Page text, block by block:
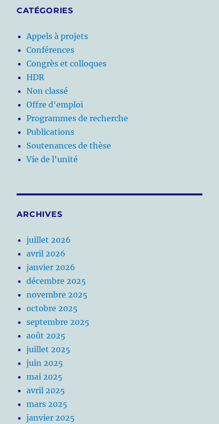
CATÉGORIES
Appels à projets
Conférences
Congrès et colloques
HDR
Non classé
Offre d'emploi
Programmes de recherche
Publications
Soutenances de thèse
Vie de l'unité
ARCHIVES
juillet 2026
avril 2026
janvier 2026
décembre 2025
novembre 2025
octobre 2025
septembre 2025
août 2025
juillet 2025
juin 2025
mai 2025
avril 2025
mars 2025
janvier 2025